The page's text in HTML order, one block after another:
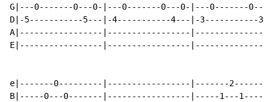
G|---0-------0---0-|---0-------0---0-|---0-------0---
D|-5-----------5---|-4-----------4---|-3-----------
A|-----------------|-----------------
E|-----------------|-----------------
e|-------0---------|-----------------|-------
B|-----0---0-------|-----------------|-----1---